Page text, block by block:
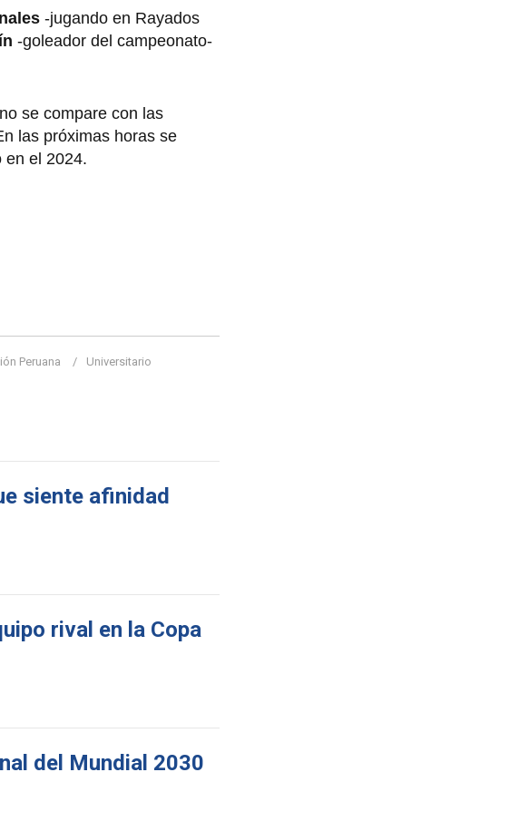
-jugando en Rayados
-goleador del campeonato-
se compare con las
las próximas horas se
en el 2024.
Peruana Universitario
siente afinidad
rival en la Copa
del Mundial 2030